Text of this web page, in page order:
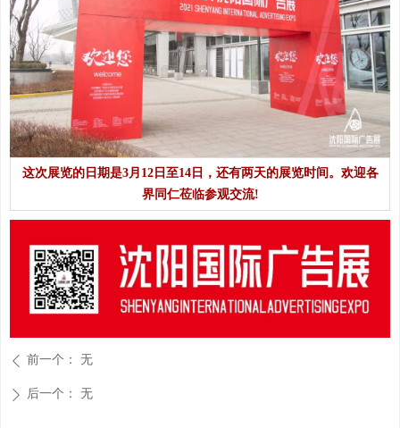
这次展览的日期是3月12日至14日，还有两天的展览时间。欢迎各
界同仁莅临参观交流!
ꄴ 前一个： 无
ꄲ 后一个： 无